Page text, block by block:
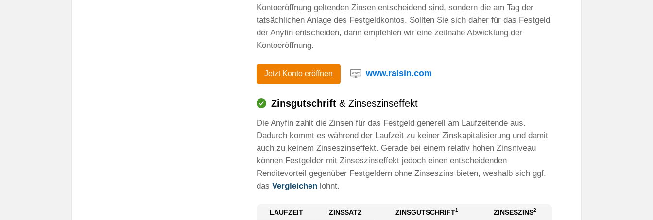
Kontoeröffnung geltenden Zinsen entscheidend sind, sondern die am Tag der
tatsächlichen Anlage des Festgeldkontos. Sollten Sie sich daher für das Festgeld
der Anyfin entscheiden, dann empfehlen wir eine zeitnahe Abwicklung der
Kontoeröffnung.
Jetzt Konto eröffnen www.raisin.com
Zinsgutschrift & Zinseszinseffekt
Die Anyfin zahlt die Zinsen für das Festgeld generell am Laufzeitende aus.
Dadurch kommt es während der Laufzeit zu keiner Zinskapitalisierung und damit
auch zu keinem Zinseszinseffekt. Gerade bei einem relativ hohen Zinsniveau
können Festgelder mit Zinseszinseffekt jedoch einen entscheidenden
Renditevorteil gegenüber Festgeldern ohne Zinseszins bieten, weshalb sich ggf.
das Vergleichen lohnt.
LAUFZEIT ZINSSATZ ZINSGUTSCHRIFT1 ZINSESZINS2